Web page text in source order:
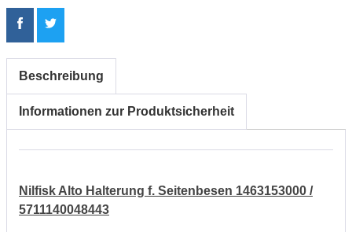
Beschreibung
Informationen zur Produktsicherheit
Nilfisk Alto Halterung f. Seitenbesen 1463153000 /
5711140048443